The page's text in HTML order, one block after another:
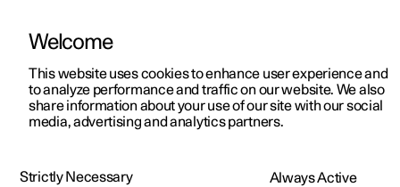
Polestar 2
Polestar 3
Polestar 4
Aanbiedingen voor particulieren
Aanbiedingen voor
professionelen
Bekijk onze stockwagens
HandleidingVideogalerijSoftware-updates
Gebruikersprofielen voor de auto
Welcome
This website uses cookies to enhance user experience and
to analyze performance and traffic on our website. We also
share information about your use of our site with our social
media, advertising and analytics partners.
Strictly Necessary Always Active